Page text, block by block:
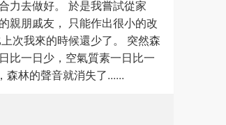
力去做好。 於是我嘗試從家
親朋戚友， 只能作出很小的改
次我來的時候還少了。 突然森
比一日少，空氣質素一日比一
林的聲音就消失了......